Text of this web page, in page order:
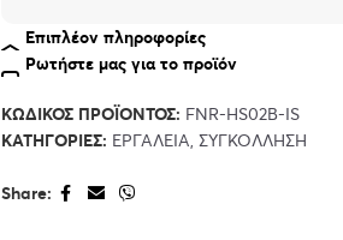
Επιπλέον πληροφορίες
Ρωτήστε μας για το προϊόν
ΚΩΔΙΚΌΣ ΠΡΟΪΌΝΤΟΣ: FNR-HS02B-IS
ΚΑΤΗΓΟΡΊΕΣ: ΕΡΓΑΛΕΊΑ ΣΥΓΚΌΛΛΗΣΗ
Share: